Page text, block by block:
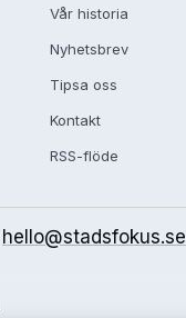
Vår historia
Nyhetsbrev
Tipsa oss
Kontakt
RSS-flöde
hello@stadsfokus.se